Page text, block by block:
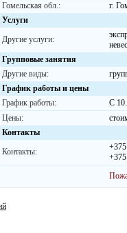
Гомельская обл.:
г.
Услуги
Другие услуги:
Групповые занятия
Другие виды:
График работы и цены
График работы:
С
Цены:
Контакты
Контакты: